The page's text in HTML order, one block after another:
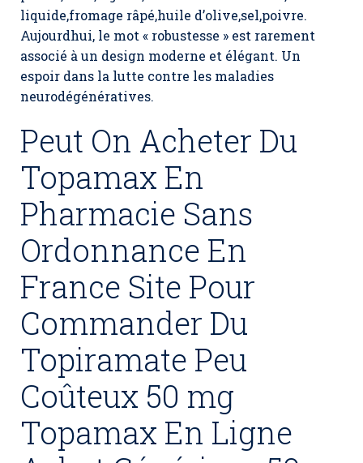
liquide,fromage râpé,huile d’olive,sel,poivre.
Aujourdhui, le mot « robustesse » est rarement
associé à un design moderne et élégant. Un
espoir dans la lutte contre les maladies
neurodégénératives.
Peut On Acheter Du
Topamax En
Pharmacie Sans
Ordonnance En
France Site Pour
Commander Du
Topiramate Peu
Coûteux 50 mg
Topamax En Ligne